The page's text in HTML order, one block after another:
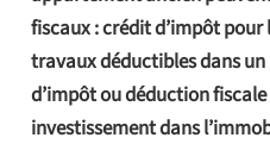
fiscaux : crédit d’impôt
travaux déductibles dans
d’impôt ou déduction fiscale
investissement dans